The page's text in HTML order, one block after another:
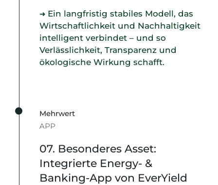
➜ Ein langfristig stabiles Modell, das
Wirtschaftlichkeit und Nachhaltigkeit
intelligent verbindet – und so
Verlässlichkeit, Transparenz und
ökologische Wirkung schafft.
Mehrwert
APP
07. Besonderes Asset:
Integrierte Energy- &
Banking-App von EverYield